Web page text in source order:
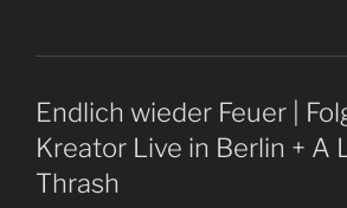
Endlich wieder Feuer |
Kreator Live in Berlin + A
Thrash